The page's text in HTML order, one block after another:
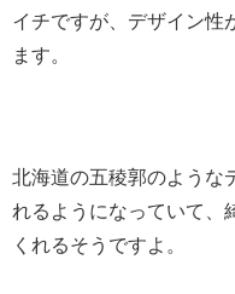
イチですが、デザイン性
ます。
北海道の五稜郭のような
れるようになっていて、
くれるそうですよ。